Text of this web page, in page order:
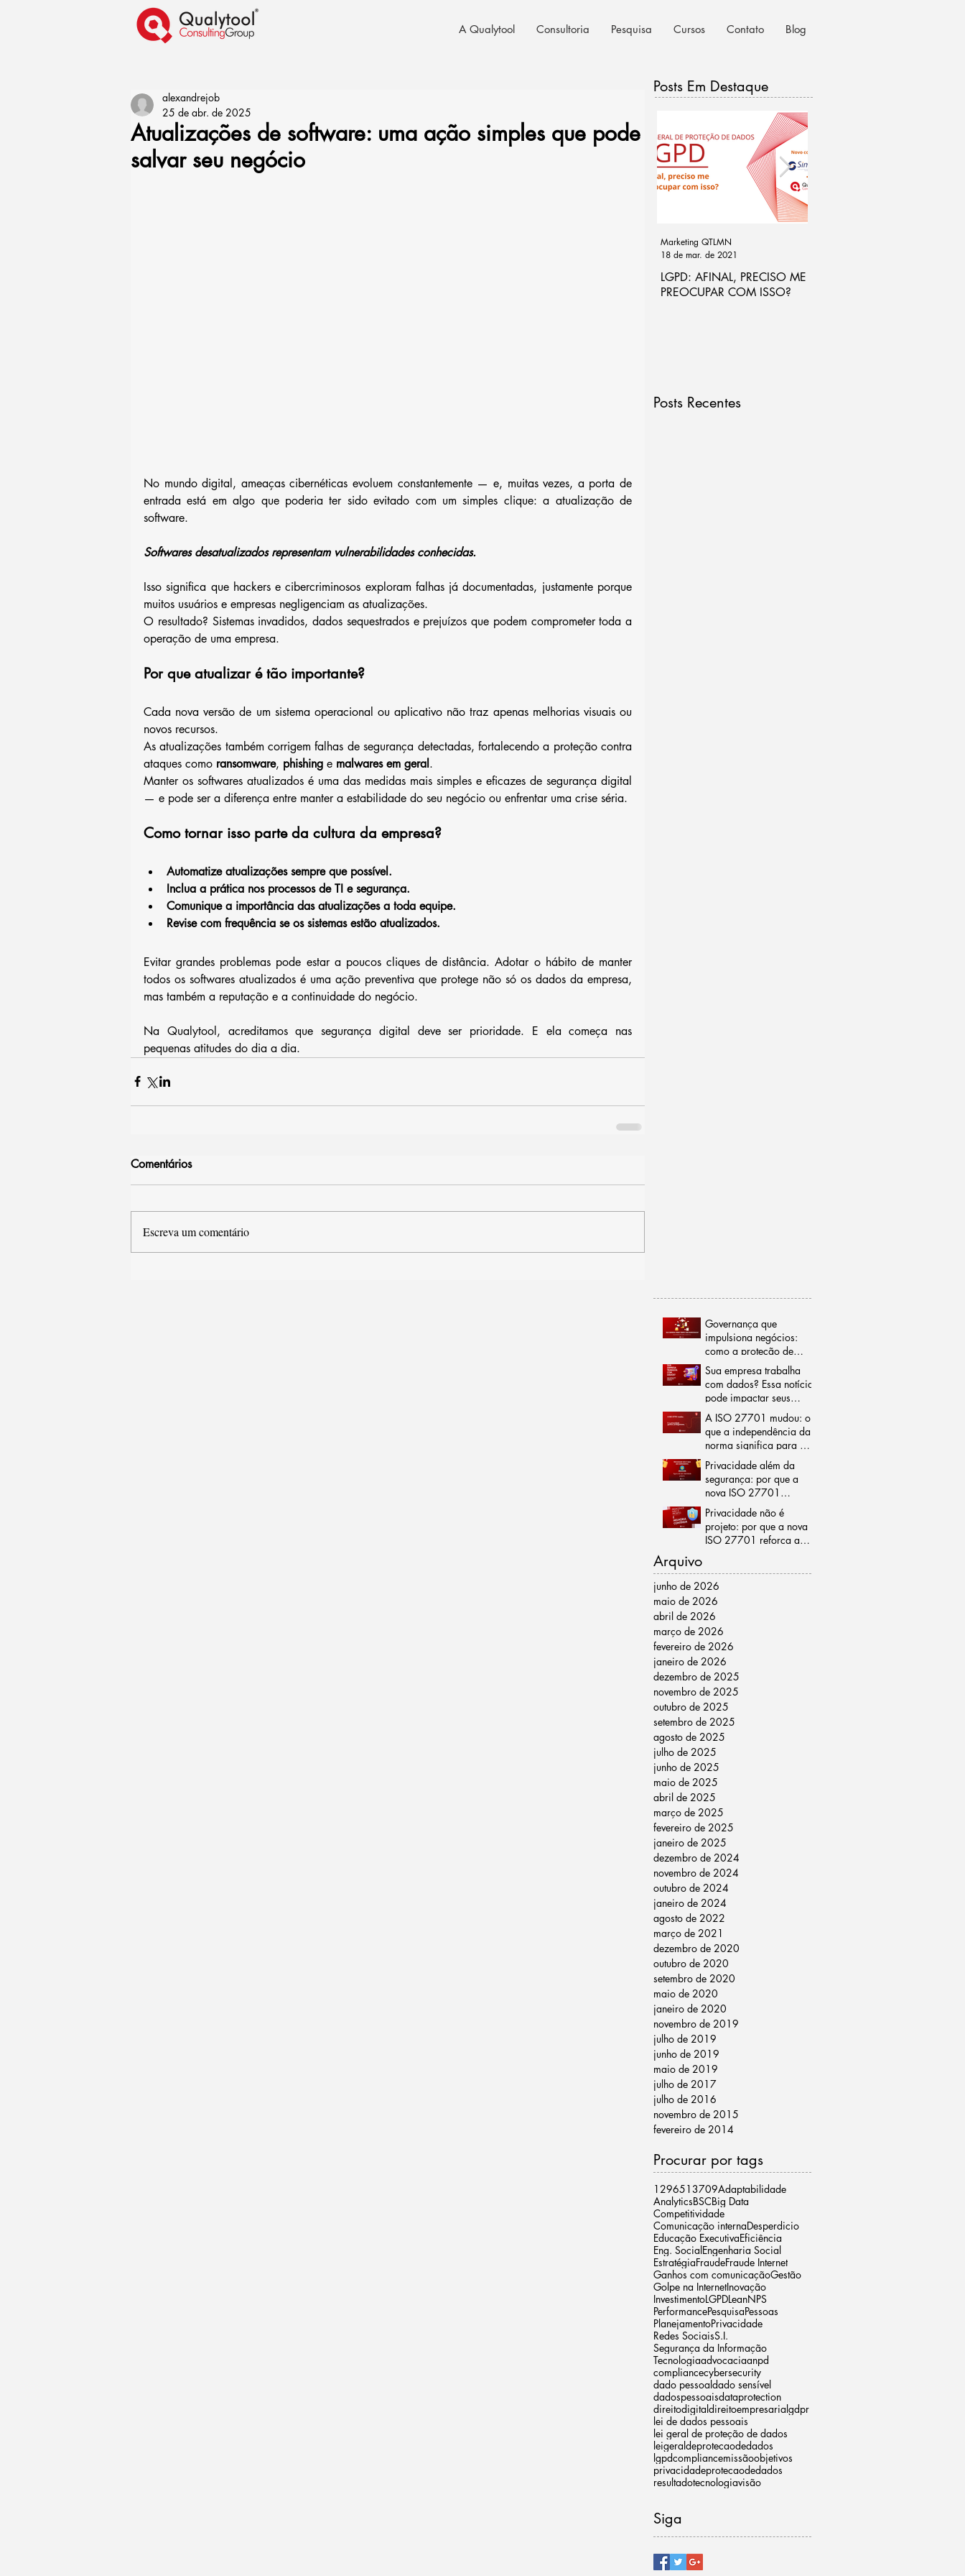
A Qualytool Consultoria Pesquisa Cursos Contato Blog
Atualizações de software: uma ação simples que pode
salvar seu negócio
alexandrejob
25 de abr. de 2025
No mundo digital, ameaças cibernéticas evoluem constantemente — e, muitas vezes, a porta de
entrada está em algo que poderia ter sido evitado com um simples clique: a atualização de
software.
Softwares desatualizados representam vulnerabilidades conhecidas.
Isso significa que hackers e cibercriminosos exploram falhas já documentadas, justamente porque
muitos usuários e empresas negligenciam as atualizações.
O resultado? Sistemas invadidos, dados sequestrados e prejuízos que podem comprometer toda a
operação de uma empresa.
Por que atualizar é tão importante?
Cada nova versão de um sistema operacional ou aplicativo não traz apenas melhorias visuais ou
novos recursos.
As atualizações também corrigem falhas de segurança detectadas, fortalecendo a proteção contra
ataques como ransomware, phishing e malwares em geral.
Manter os softwares atualizados é uma das medidas mais simples e eficazes de segurança digital
— e pode ser a diferença entre manter a estabilidade do seu negócio ou enfrentar uma crise séria.
Como tornar isso parte da cultura da empresa?
Automatize atualizações sempre que possível.
Inclua a prática nos processos de TI e segurança.
Comunique a importância das atualizações a toda equipe.
Revise com frequência se os sistemas estão atualizados.
Evitar grandes problemas pode estar a poucos cliques de distância. Adotar o hábito de manter
todos os softwares atualizados é uma ação preventiva que protege não só os dados da empresa,
mas também a reputação e a continuidade do negócio.
Na Qualytool, acreditamos que segurança digital deve ser prioridade. E ela começa nas
pequenas atitudes do dia a dia.
Comentários
Escreva um comentário
Posts Em Destaque
LGPD: AFINAL, PRECISO ME
PREOCUPAR COM ISSO?
Marketing QTLMN
18 de mar. de 2021
Posts Recentes
Governança que
impulsiona negócios:
como a proteção de
dados pode reduzir
burocracias e abrir
portas para o mercado
internacional
Sua empresa trabalha
com dados? Essa notícia
pode impactar seus
negócios
A ISO 27701 mudou: o
que a independência da
norma significa para a
gestão da privacidade
Privacidade além da
segurança: por que a
nova ISO 27701
representa um marco
para as organizações
Privacidade não é
projeto: por que a nova
ISO 27701 reforça a
Arquivo
junho de 2026
maio de 2026
abril de 2026
março de 2026
fevereiro de 2026
janeiro de 2026
dezembro de 2025
novembro de 2025
outubro de 2025
setembro de 2025
agosto de 2025
julho de 2025
junho de 2025
maio de 2025
abril de 2025
março de 2025
fevereiro de 2025
janeiro de 2025
dezembro de 2024
novembro de 2024
outubro de 2024
janeiro de 2024
agosto de 2022
março de 2021
dezembro de 2020
outubro de 2020
setembro de 2020
maio de 2020
janeiro de 2020
novembro de 2019
julho de 2019
junho de 2019
maio de 2019
julho de 2017
julho de 2016
novembro de 2015
fevereiro de 2014
Procurar por tags
1296513709Adaptabilidade
AnalyticsBSCBig Data
Competitividade
Comunicação internaDesperdicio
Educação ExecutivaEficiência
Eng. SocialEngenharia Social
EstratégiaFraudeFraude Internet
Ganhos com comunicaçãoGestão
Golpe na InternetInovação
InvestimentoLGPDLeanNPS
PerformancePesquisaPessoas
PlanejamentoPrivacidade
Redes SociaisS.I.
Segurança da Informação
Tecnologiaadvocaciaanpd
compliancecybersecurity
dado pessoaldado sensível
dadospessoaisdataprotection
direitodigitaldireitoempresarialgdpr
lei de dados pessoais
lei geral de proteção de dados
leigeraldeprotecaodedados
lgpdcompliancemissãoobjetivos
privacidadeprotecaodedados
resultadotecnologiavisão
Siga